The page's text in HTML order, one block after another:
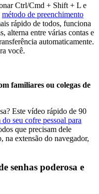
Ctrl/Cmd + Shift + L e
método de preenchimento
rápido de todos, funciona
alterna entre várias contas e
automaticamente.
você.
familiares ou colegas de
Este vídeo rápido de 90
seu cofre pessoal para
que precisam dele
na extensão do navegador,
senhas poderosa e